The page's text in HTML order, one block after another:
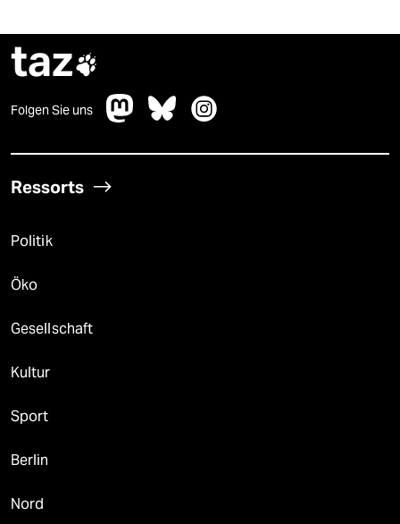
taz
Folgen Sie uns
Ressorts
Politik
Öko
Gesellschaft
Kultur
Sport
Berlin
Nord